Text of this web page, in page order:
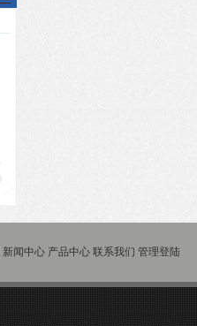
新闻中心 产品中心 联系我们 管理登陆